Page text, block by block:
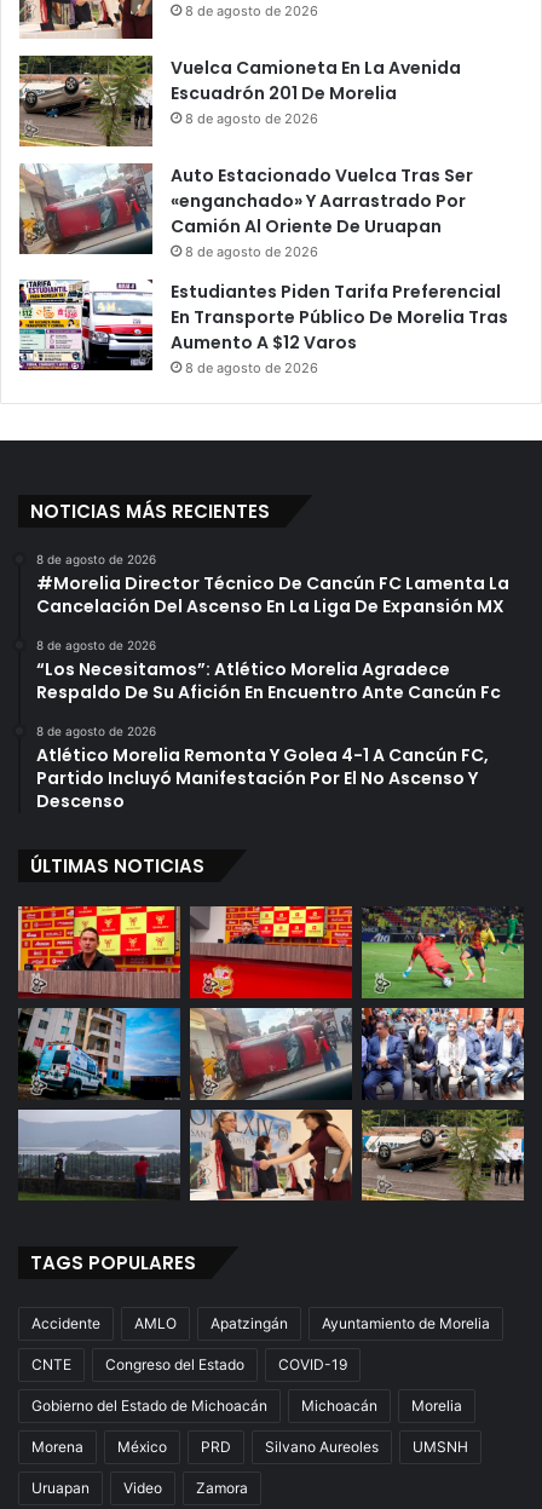
8 de agosto de 2026
Vuelca Camioneta En La Avenida
Escuadrón 201 De Morelia
8 de agosto de 2026
Auto Estacionado Vuelca Tras Ser
«enganchado» Y Aarrastrado Por
Camión Al Oriente De Uruapan
8 de agosto de 2026
Estudiantes Piden Tarifa Preferencial
En Transporte Público De Morelia Tras
Aumento A $12 Varos
8 de agosto de 2026
NOTICIAS MÁS RECIENTES
8 de agosto de 2026
#Morelia Director Técnico De Cancún FC Lamenta La
Cancelación Del Ascenso En La Liga De Expansión MX
8 de agosto de 2026
“Los Necesitamos”: Atlético Morelia Agradece
Respaldo De Su Afición En Encuentro Ante Cancún Fc
8 de agosto de 2026
Atlético Morelia Remonta Y Golea 4-1 A Cancún FC,
Partido Incluyó Manifestación Por El No Ascenso Y
Descenso
ÚLTIMAS NOTICIAS
TAGS POPULARES
Accidente AMLO Apatzingán Ayuntamiento de Morelia
CNTE Congreso del Estado COVID-19
Gobierno del Estado de Michoacán Michoacán Morelia
Morena México PRD Silvano Aureoles UMSNH
Uruapan Video Zamora